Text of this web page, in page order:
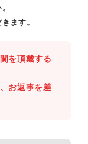
ます。
を頂戴する
お返事を差